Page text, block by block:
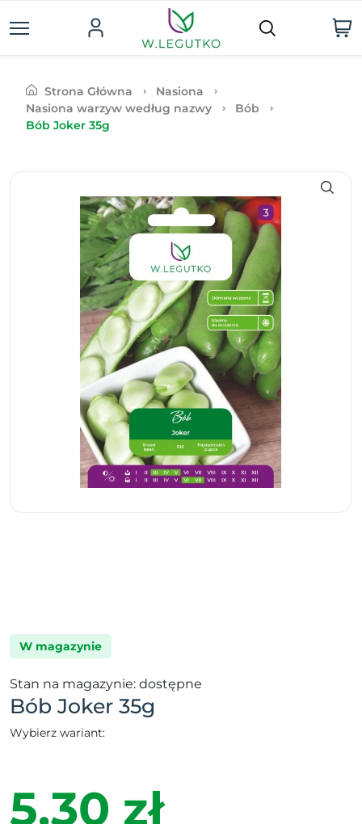
Strona Główna
Nasiona
Nasiona warzyw według nazwy
Bób
Bób Joker 35g
W magazynie
Stan na magazynie: dostępne
Bób Joker 35g
Wybierz wariant:
5,30 zł